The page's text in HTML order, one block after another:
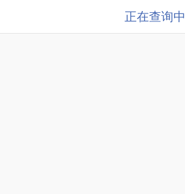
正在查询中